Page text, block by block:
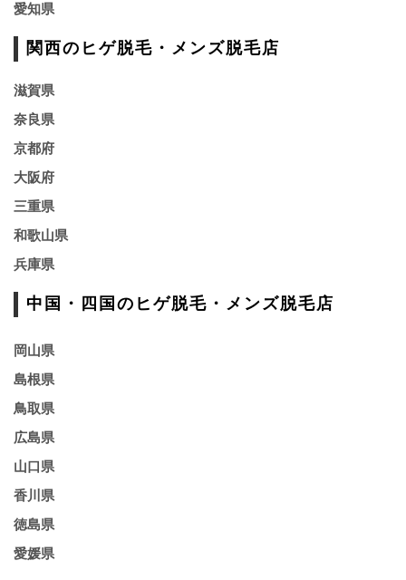
愛知県
関西のヒゲ脱毛・メンズ脱毛店
滋賀県
奈良県
京都府
大阪府
三重県
和歌山県
兵庫県
中国・四国のヒゲ脱毛・メンズ脱毛店
岡山県
島根県
鳥取県
広島県
山口県
香川県
徳島県
愛媛県